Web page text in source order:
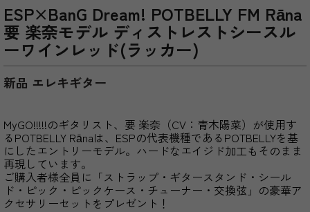
ESP×BanG Dream! POTBELLY FM Rāna
要 楽奈モデル ディストレストシースル
ーワインレッド(ラッカー)
新品 エレキギター
MyGO!!!!!のギタリスト、要 楽奈（CV：青木陽菜）が使用す
るPOTBELLY Rānaは、ESPの代表機種であるPOTBELLYを基
にしたエントリーモデル。ハードなエイジド加工もそのまま
再現しています。
ご購入者様全員に「ストラップ・ギタースタンド・シール
ド・ピック・ピックケース・チューナー・交換弦」の豪華ア
クセサリーセットをプレゼント！